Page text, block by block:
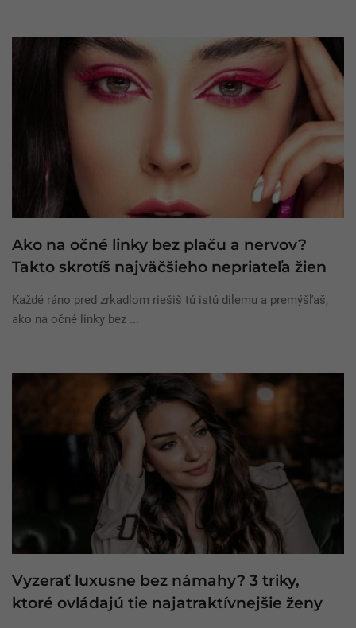
Ako na očné linky bez plaču a nervov?
Takto skrotíš najväčšieho nepriateľa žien
Každé ráno pred zrkadlom riešiš tú istú dilemu a premýšľaš,
ako na očné linky bez ...
Vyzerať luxusne bez námahy? 3 triky,
ktoré ovládajú tie najatraktívnejšie ženy